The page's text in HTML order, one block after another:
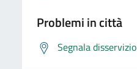
Problemi in città
Segnala disservizio